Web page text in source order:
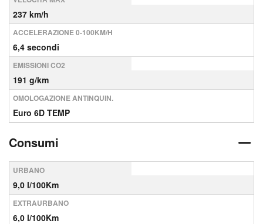
237 km/h
ACCELERAZIONE 0-100KM/H
6,4 secondi
EMISSIONI CO2
191 g/km
OMOLOGAZIONE ANTINQUIN.
Euro 6D TEMP
Consumi
URBANO
9,0 l/100Km
EXTRAURBANO
6,0 l/100Km